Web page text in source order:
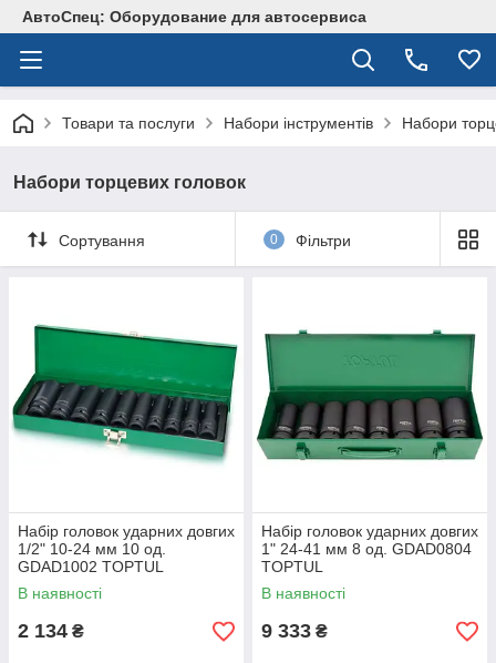
АвтоСпец: Оборудование для автосервиса
Товари та послуги Набори інструментів Набори
Набори торцевих головок
Сортування 0 Фільтри
Набір головок ударних довгих
1/2" 10-24 мм 10 од.
GDAD1002 TOPTUL
В наявності
2 134 ₴
Набір головок ударних довгих
1" 24-41 мм 8 од. GDAD0804
TOPTUL
В наявності
9 333 ₴